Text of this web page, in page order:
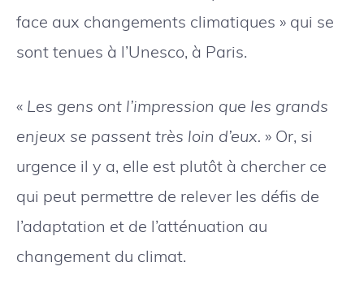
face aux changements climatiques » qui se
sont tenues à l’Unesco, à Paris.
« Les gens ont l’impression que les grands
enjeux se passent très loin d’eux. » Or, si
urgence il y a, elle est plutôt à chercher ce
qui peut permettre de relever les défis de
l’adaptation et de l’atténuation au
changement du climat.